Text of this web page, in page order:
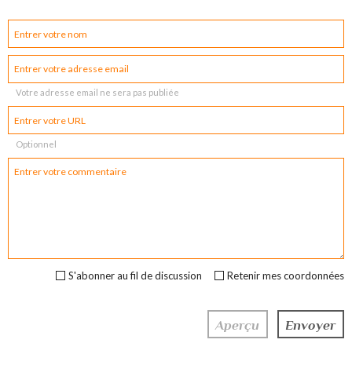
Votre adresse email ne sera pas publiée
Optionnel
Retenir mes coordonnées
S'abonner au fil de discussion